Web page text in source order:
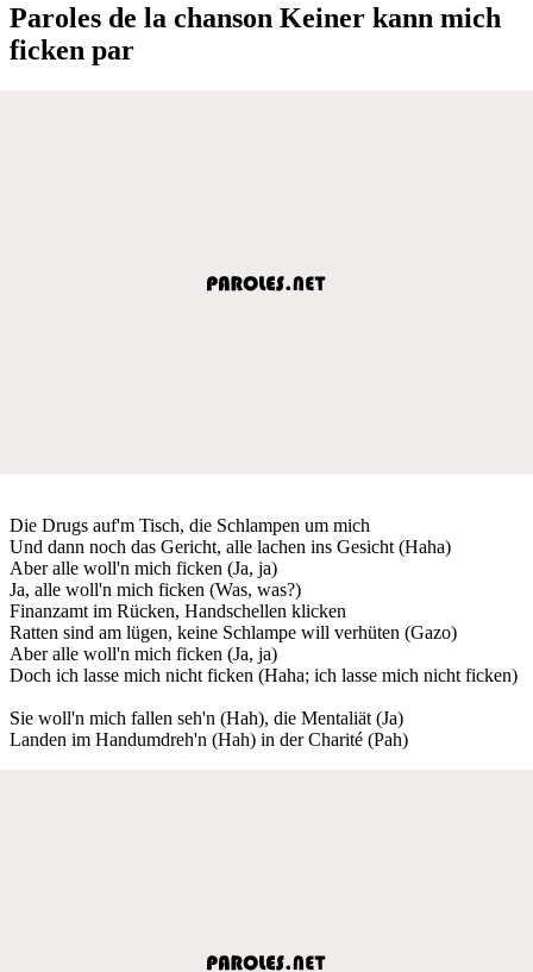
Paroles de la chanson Keiner kann mich
ficken par
Die Drugs auf'm Tisch, die Schlampen um mich
Und dann noch das Gericht, alle lachen ins Gesicht (Haha)
Aber alle woll'n mich ficken (Ja, ja)
Ja, alle woll'n mich ficken (Was, was?)
Finanzamt im Rücken, Handschellen klicken
Ratten sind am lügen, keine Schlampe will verhüten (Gazo)
Aber alle woll'n mich ficken (Ja, ja)
Doch ich lasse mich nicht ficken (Haha; ich lasse mich nicht ficken)
Sie woll'n mich fallen seh'n (Hah), die Mentaliät (Ja)
Landen im Handumdreh'n (Hah) in der Charité (Pah)